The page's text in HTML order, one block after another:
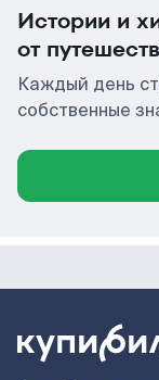
Истории и
от
Каждый день
собственные